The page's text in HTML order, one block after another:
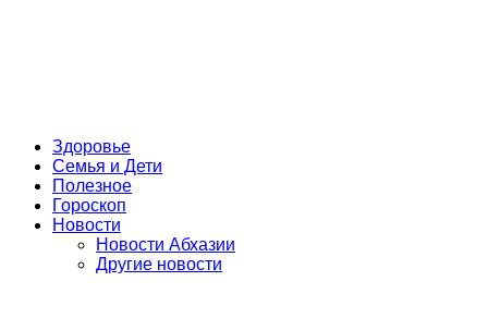
Здоровье
Семья и Дети
Полезное
Гороскоп
Новости
Новости Абхазии
Другие новости